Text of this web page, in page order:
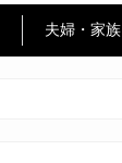
夫婦・家族